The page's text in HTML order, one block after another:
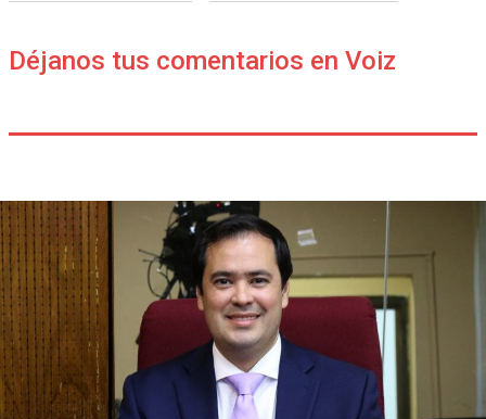
Déjanos tus comentarios en Voiz